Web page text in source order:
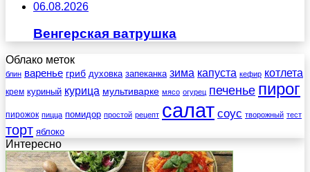
06.08.2026
Венгерская ватрушка
Облако меток
блин варенье гриб духовка запеканка зима капуста кефир котлета
крем куриный курица мультиварке мясо огурец печенье пирог
пирожок пицца помидор простой рецепт салат соус творожный тест
торт яблоко
Интересно